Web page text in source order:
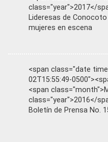
class="year">2017</
Lideresas de
mujeres en escena
<span class="date
02T15:55:49-
<span
class="year">2016</
Boletín de Prensa No.